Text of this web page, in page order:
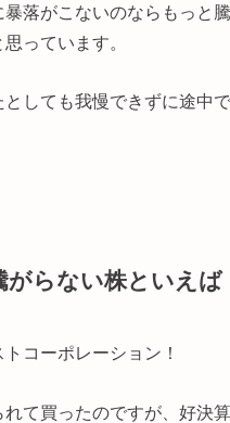
落がこないのならもっと
っています。
しても我慢できずに途中
らない株といえば
コーポレーション！
て買ったのですが、好決